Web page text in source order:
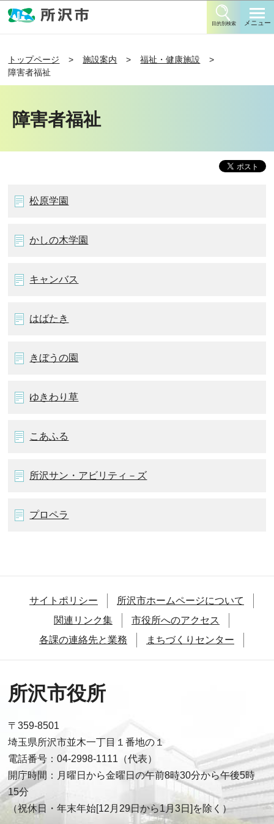
目的別検索 メニュー
トップページ 施設案内
福祉・健康施設
障害者福祉
障害者福祉
松原学園
かしの木学園
キャンバス
はばたき
きぼうの園
ゆきわり草
こあふる
所沢サン・アビリティ－ズ
プロペラ
サイトポリシー
所沢市ホームページについて
関連リンク集
市役所へのアクセス
各課の連絡先と業務
まちづくりセンター
所沢市役所
〒359-8501
埼玉県所沢市並木一丁目１番地の１
電話番号：04-2998-1111（代表）
開庁時間：月曜日から金曜日の午前8時30分から午後5時
15分
（祝休日・年末年始[12月29日から1月3日]を除く）